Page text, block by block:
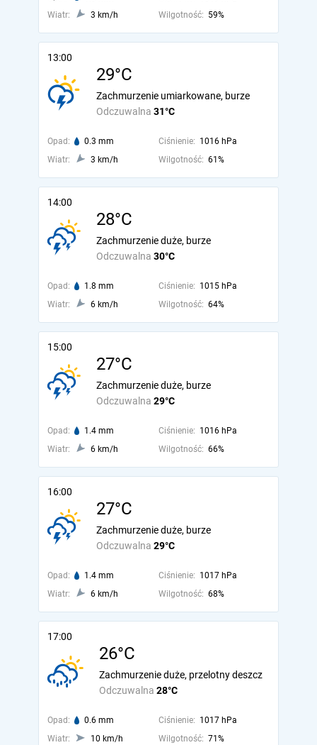
Wiatr:
3 km/h Wilgotność: 59%
13:00
29°C
Odczuwalna 31°C
Zachmurzenie umiarkowane, burze
Opad: 0.3 mm Ciśnienie: 1016 hPa
Wiatr:
3 km/h Wilgotność: 61%
14:00
28°C
Odczuwalna 30°C
Zachmurzenie duże, burze
Opad: 1.8 mm Ciśnienie: 1015 hPa
Wiatr:
6 km/h Wilgotność: 64%
15:00
27°C
Odczuwalna 29°C
Zachmurzenie duże, burze
Opad: 1.4 mm Ciśnienie: 1016 hPa
Wiatr:
6 km/h Wilgotność: 66%
16:00
27°C
Odczuwalna 29°C
Zachmurzenie duże, burze
Opad: 1.4 mm Ciśnienie: 1017 hPa
Wiatr:
6 km/h Wilgotność: 68%
17:00
26°C
Odczuwalna 28°C
Zachmurzenie duże, przelotny deszcz
Opad: 0.6 mm Ciśnienie: 1017 hPa
Wiatr:
10 km/h Wilgotność: 71%